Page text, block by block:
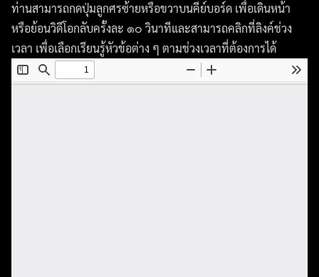
ท่านสามารถกดปุ่มลูกศรซ้ายหรือขวาบนคีย์บอร์ด เพื่อเดินหน้า
หรือย้อนวิดีโอกลับครั้งละ ๑๐ วินาทีและสามารถคลิกที่ลิงค์ช่วง
เวลา เพื่อเลือกเรียนรู้หัวข้อต่าง ๆ ตามช่วงเวลาที่ต้องการได้